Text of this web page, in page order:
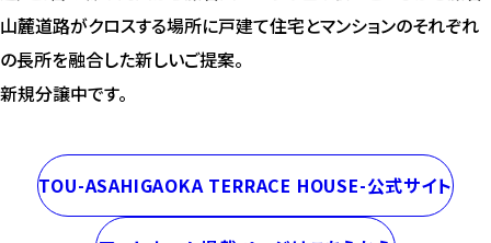
山麓道路がクロスする場所に戸建て住宅とマンションのそれぞれ
の長所を融合した新しいご提案。
新規分譲中です。
TOU-ASAHIGAOKA TERRACE HOUSE-公式サイト